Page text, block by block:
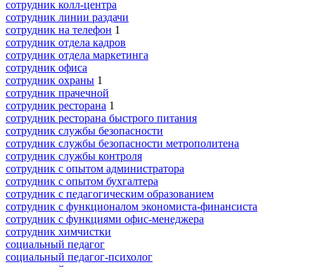
сотрудник колл-центра
сотрудник линии раздачи
сотрудник на телефон 1
сотрудник отдела кадров
сотрудник отдела маркетинга
сотрудник офиса
сотрудник охраны 1
сотрудник прачечной
сотрудник ресторана 1
сотрудник ресторана быстрого питания
сотрудник службы безопасности
сотрудник службы безопасности метрополитена
сотрудник службы контроля
сотрудник с опытом администратора
сотрудник с опытом бухгалтера
сотрудник с педагогическим образованием
сотрудник с функционалом экономиста-финансиста
сотрудник с функциями офис-менеджера
сотрудник химчистки
социальный педагог
социальный педагог-психолог